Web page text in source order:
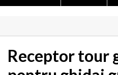
Receptor tour